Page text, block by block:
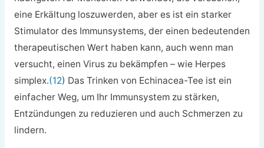
eine Erkältung loszuwerden, aber es ist ein starker
Stimulator des Immunsystems, der einen bedeutenden
therapeutischen Wert haben kann, auch wenn man
versucht, einen Virus zu bekämpfen – wie Herpes
simplex.(12) Das Trinken von Echinacea-Tee ist ein
einfacher Weg, um Ihr Immunsystem zu stärken,
Entzündungen zu reduzieren und auch Schmerzen zu
lindern.